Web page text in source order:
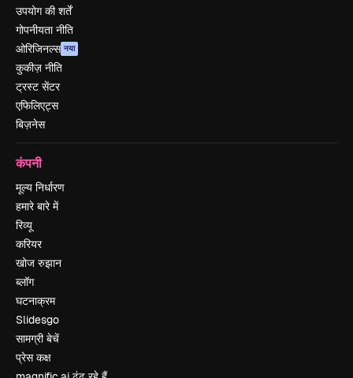
उपयोग की शर्तें
गोपनीयता नीति
ओरिजिनल्स नया
कुकीज़ नीति
ट्रस्ट सेंटर
एफिलिएट्स
बिज़नेस
कंपनी
मूल्य निर्धारण
हमारे बारे में
रिव्यू
करियर
खोज रुझान
ब्लॉग
घटनाक्रम
Slidesgo
सामग्री बेचें
प्रेस कक्ष